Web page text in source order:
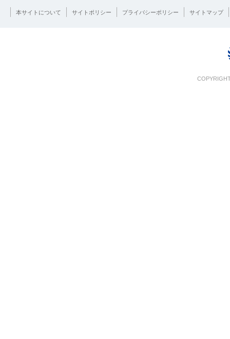
本サイトについて サイトポリシー プライバシーポリシー サイトマップ